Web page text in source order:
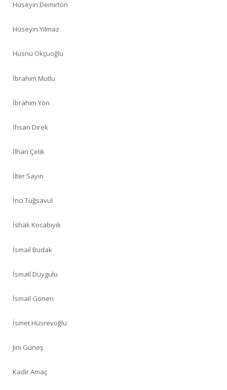
Hüseyin Demirton
Hüseyin Yılmaz
Hüsnü Okçuoğlu
İbrahim Mutlu
İbrahim Yön
İhsan Direk
İlhan Çelik
İlter Sayın
İnci Tuğsavul
İshak Kocabıyık
İsmail Budak
İsmail Duygulu
İsmail Gönen
İsmet Hüsrevoğlu
Jini Güneş
Kadir Amaç